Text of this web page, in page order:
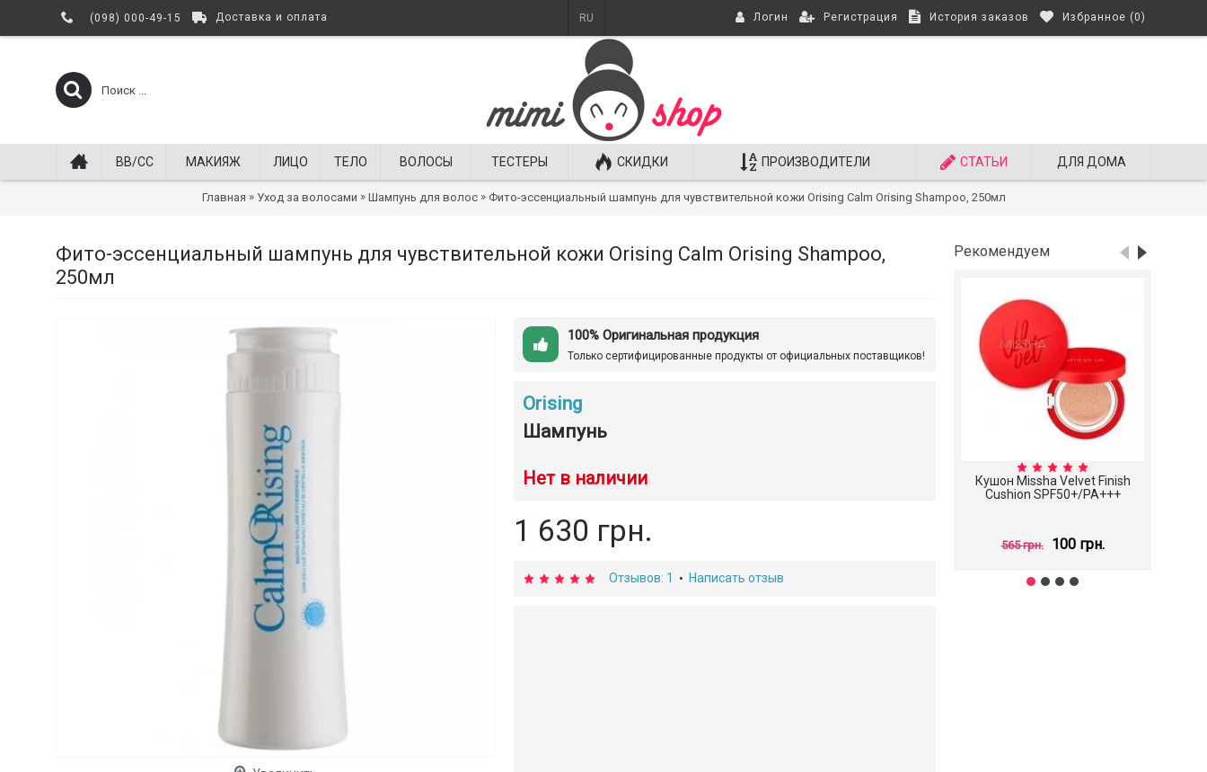
(098) 000-49-15 Доставка и оплата RU Логин Регистрация История заказов Избранное (0)
BB/СС МАКИЯЖ ЛИЦО ТЕЛО ВОЛОСЫ ТЕСТЕРЫ СКИДКИ ПРОИЗВОДИТЕЛИ СТАТЬИ ДЛЯ ДОМА
Главная » Уход за волосами » Шампунь для волос » Фито-эссенциальный шампунь для чувствительной кожи Orising Calm Orising Shampoo, 250мл
Рекомендуем
Кушон Missha Velvet Finish
Cushion SPF50+/PA+++
565 грн. 100 грн.
Фито-эссенциальный шампунь для чувствительной кожи Orising Calm Orising Shampoo,
250мл
100% Оригинальная продукция
Только сертифицированные продукты от официальных поставщиков!
Orising
Шампунь
Нет в наличии
1 630 грн.
Отзывов: 1 • Написать отзыв